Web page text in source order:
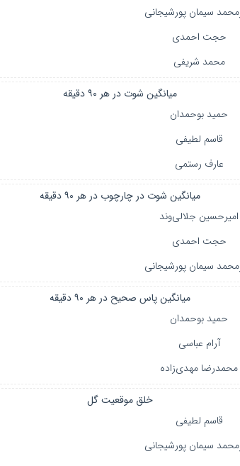
سیمان پورشیجانی
حجت احمدی
محمد شریفی
میانگین شوت در هر ۹۰ دقیقه
حمید بوحمدان
قاسم لطیفی
عارف رستمی
میانگین شوت در چارچوب در هر ۹۰ دقیقه
امیرحسین جلالی‌وند
حجت احمدی
سیمان پورشیجانی
میانگین پاس صحیح در هر ۹۰ دقیقه
حمید بوحمدان
آرام عباسی
محمدرضا مهدی‌زاده
خلق موقعیت گل
قاسم لطیفی
سیمان پورشیجانی